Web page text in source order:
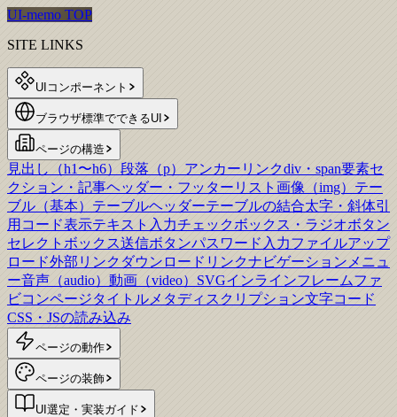
UI-memo TOP
SITE LINKS
UIコンポーネント
ブラウザ標準でできるUI
ページの構造
見出し（h1〜h6） 段落（p） アンカーリンクdiv・span要素セ
クション・記事ヘッダー・フッター リスト 画像（img） テー
ブル（基本） テーブルヘッダーテーブルの結合太字・斜体引
用 コード表示テキスト入力チェックボックス・ラジオボタン
セレクトボックス送信ボタンパスワード入力ファイルアップ
ロード外部リンク ダウンロードリンクナビゲーションメニュ
ー音声（audio） 動画（video） SVGインラインフレームファ
ビコンページタイトル メタディスクリプション文字コード
CSS・JSの読み込み
ページの動作
ページの装飾
UI選定・実装ガイド